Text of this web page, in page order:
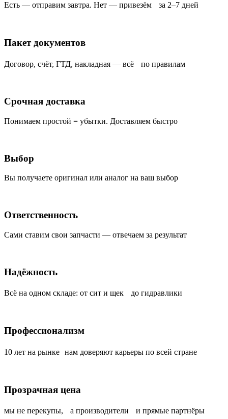
Есть — отправим завтра. Нет — привезём за 2–7 дней
Пакет документов
Договор, счёт, ГТД, накладная — всё по правилам
Срочная доставка
Понимаем простой = убытки. Доставляем быстро
Выбор
Вы получаете оригинал или аналог на ваш выбор
Ответственность
Сами ставим свои запчасти — отвечаем за результат
Надёжность
Всё на одном складе: от сит и щек до гидравлики
Профессионализм
10 лет на рынке нам доверяют карьеры по всей стране
Прозрачная цена
мы не перекупы, а производители и прямые партнёры